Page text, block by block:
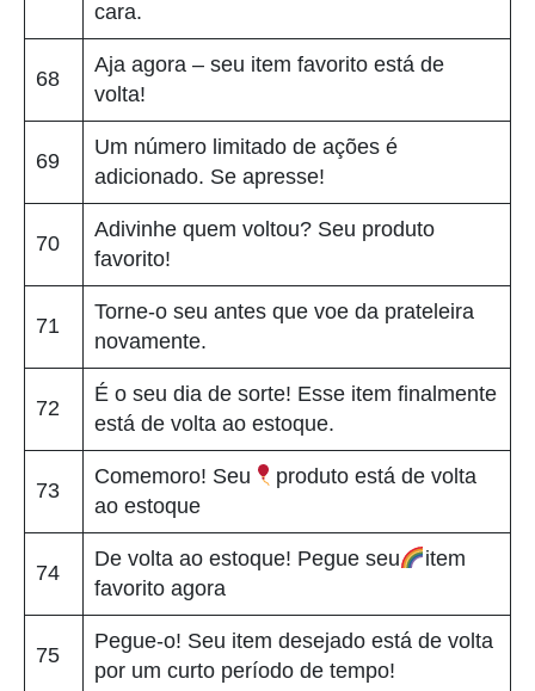
cara.
68
Aja agora – seu item favorito está de
volta!
69
Um número limitado de ações é
adicionado. Se apresse!
70
Adivinhe quem voltou? Seu produto
favorito!
71
Torne-o seu antes que voe da prateleira
novamente.
72
É o seu dia de sorte! Esse item finalmente
está de volta ao estoque.
73
Comemoro! Seu
produto está de volta
ao estoque
74
De volta ao estoque! Pegue seu
item
favorito agora
75
Pegue-o! Seu item desejado está de volta
por um curto período de tempo!